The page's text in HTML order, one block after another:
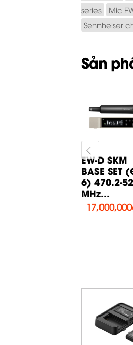
series
Mic
Sennheiser
Sản
EW-D SKM
BASE SET
6) 470.2-
MHz...
17,000,000